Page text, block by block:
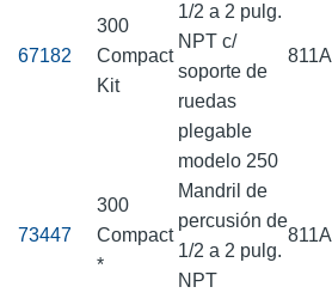
67182
300
Compact
Kit
1/2 a 2 pulg.
NPT c/
soporte de
ruedas
plegable
modelo 250
811A
73447
300
Compact
*
Mandril de
percusión de
1/2 a 2 pulg.
NPT
811A